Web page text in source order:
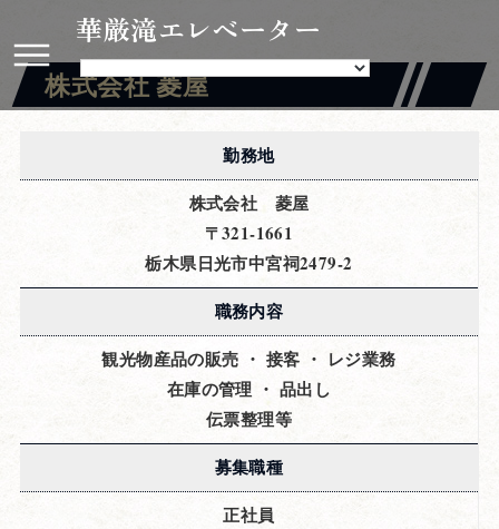
華厳滝エレベーター
株式会社 菱屋
勤務地
株式会社 菱屋
〒321-1661
栃木県日光市中宮祠2479-2
職務内容
観光物産品の販売 ・ 接客 ・ レジ業務
在庫の管理 ・ 品出し
伝票整理等
募集職種
正社員